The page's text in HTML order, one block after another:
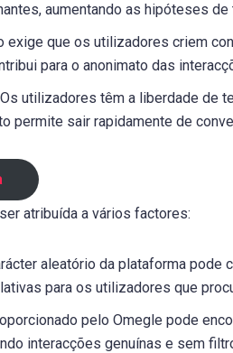
aumentando as hipóteses
exige que os utilizadores criem
para o anonimato das
Os utilizadores têm a liberdade de
permite sair rapidamente de
atribuída a vários factores:
aleatório da plataforma pode
para os utilizadores que
pelo Omegle pode
interacções genuínas e sem